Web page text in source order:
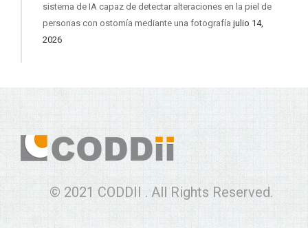
sistema de IA capaz de detectar alteraciones en la piel de
personas con ostomía mediante una fotografía julio 14,
2026
© 2021 CODDII . All Rights Reserved.